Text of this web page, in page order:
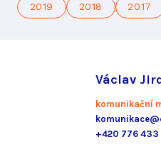
2019 2018 2017
Václav
komunikační
+420 776 433